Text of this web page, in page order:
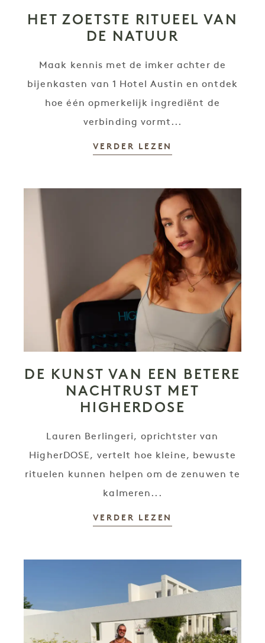
HET ZOETSTE RITUEEL VAN
DE NATUUR
Maak kennis met de imker achter de
bijenkasten van 1 Hotel Austin en ontdek
hoe één opmerkelijk ingrediënt de
verbinding vormt...
VERDER LEZEN
DE KUNST VAN EEN BETERE
NACHTRUST MET
HIGHERDOSE
Lauren Berlingeri, oprichtster van
HigherDOSE, vertelt hoe kleine, bewuste
rituelen kunnen helpen om de zenuwen te
kalmeren...
VERDER LEZEN